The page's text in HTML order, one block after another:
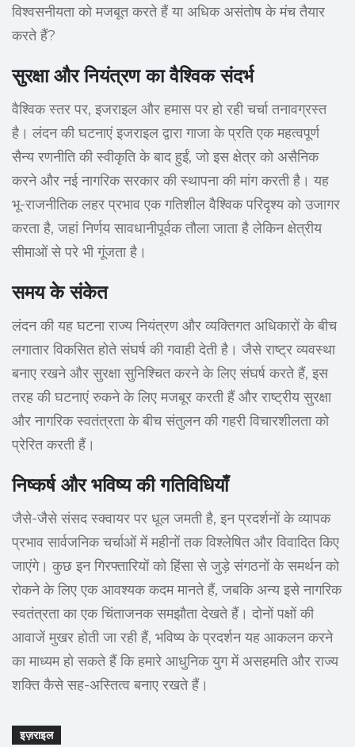
विश्वसनीयता को मजबूत करते हैं या अधिक असंतोष के मंच तैयार
करते हैं?
सुरक्षा और नियंत्रण का वैश्विक संदर्भ
वैश्विक स्तर पर, इजराइल और हमास पर हो रही चर्चा तनावग्रस्त
है। लंदन की घटनाएं इजराइल द्वारा गाजा के प्रति एक महत्वपूर्ण
सैन्य रणनीति की स्वीकृति के बाद हुईं, जो इस क्षेत्र को असैनिक
करने और नई नागरिक सरकार की स्थापना की मांग करती है। यह
भू-राजनीतिक लहर प्रभाव एक गतिशील वैश्विक परिदृश्य को उजागर
करता है, जहां निर्णय सावधानीपूर्वक तौला जाता है लेकिन क्षेत्रीय
सीमाओं से परे भी गूंजता है।
समय के संकेत
लंदन की यह घटना राज्य नियंत्रण और व्यक्तिगत अधिकारों के बीच
लगातार विकसित होते संघर्ष की गवाही देती है। जैसे राष्ट्र व्यवस्था
बनाए रखने और सुरक्षा सुनिश्चित करने के लिए संघर्ष करते हैं, इस
तरह की घटनाएं रुकने के लिए मजबूर करती हैं और राष्ट्रीय सुरक्षा
और नागरिक स्वतंत्रता के बीच संतुलन की गहरी विचारशीलता को
प्रेरित करती हैं।
निष्कर्ष और भविष्य की गतिविधियाँ
जैसे-जैसे संसद स्क्वायर पर धूल जमती है, इन प्रदर्शनों के व्यापक
प्रभाव सार्वजनिक चर्चाओं में महीनों तक विश्लेषित और विवादित किए
जाएंगे। कुछ इन गिरफ्तारियों को हिंसा से जुड़े संगठनों के समर्थन को
रोकने के लिए एक आवश्यक कदम मानते हैं, जबकि अन्य इसे नागरिक
स्वतंत्रता का एक चिंताजनक समझौता देखते हैं। दोनों पक्षों की
आवाजें मुखर होती जा रही हैं, भविष्य के प्रदर्शन यह आकलन करने
का माध्यम हो सकते हैं कि हमारे आधुनिक युग में असहमति और राज्य
शक्ति कैसे सह-अस्तित्व बनाए रखते हैं।
इज़राइल